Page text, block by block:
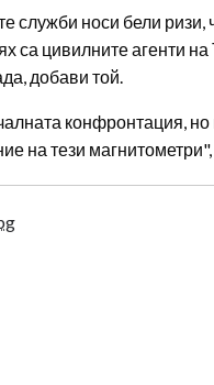
носи бели ризи,
са цивилните агенти
добави той.
конфронтация,
на тези